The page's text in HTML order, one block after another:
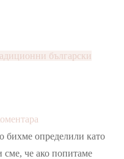
български
Боб
чорба
бихме определили като
сме, че ако попитаме